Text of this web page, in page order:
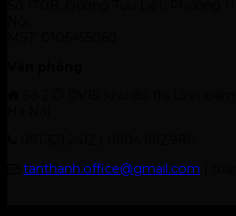
tanthanh.office@gmail.com